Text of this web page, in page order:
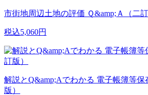
市街地周辺土地の評価 Ｑ&amp;Ａ（二訂
税込5,060円
解説とQ&amp;Aでわかる 電子帳簿等
版）